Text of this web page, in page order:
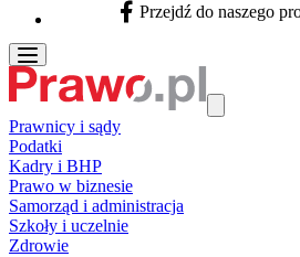
Facebook - otwiera się w nowej
Przejdź do naszego
Prawnicy i sądy
Podatki
Kadry i BHP
Prawo w biznesie
Samorząd i administracja
Szkoły i uczelnie
Zdrowie